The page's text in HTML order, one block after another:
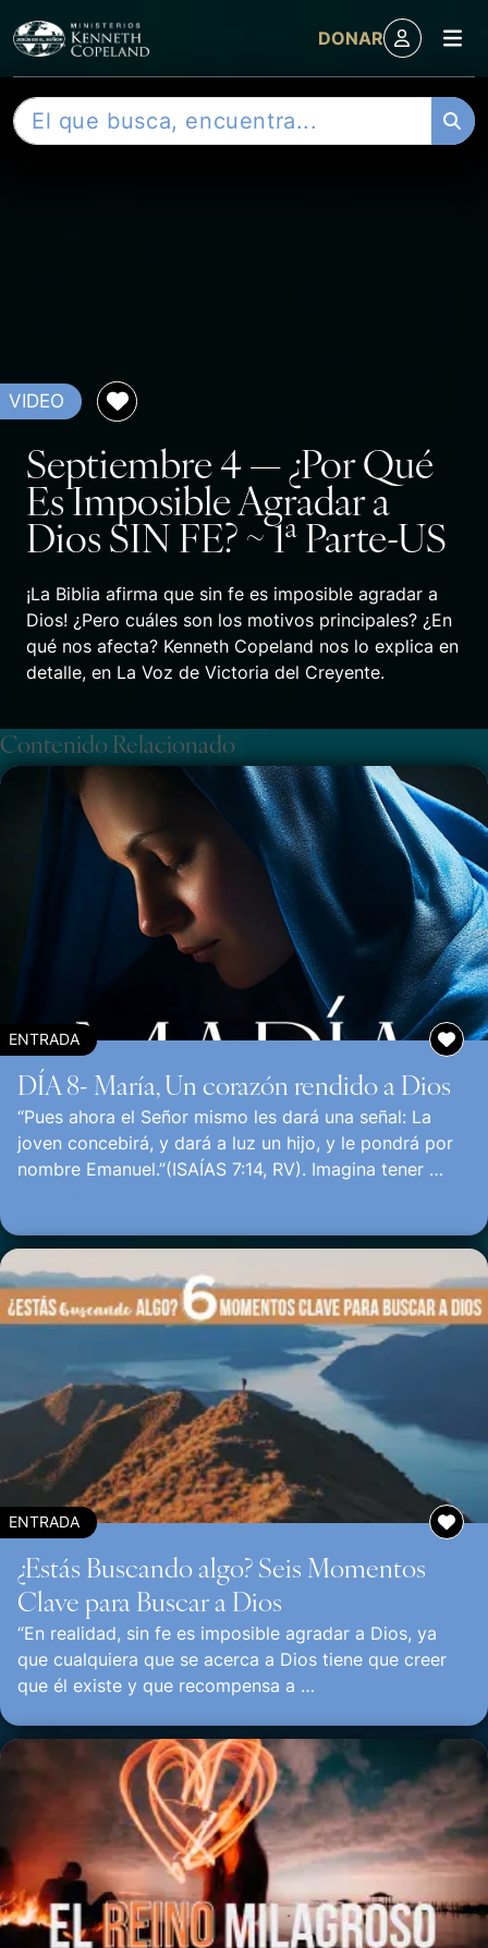
DONAR
B
u
VIDEO
Septiembre 4 — ¿Por Qué
Es Imposible Agradar a
Dios SIN FE? ~ 1ª Parte-US
¡La Biblia afirma que sin fe es imposible agradar a
Dios! ¿Pero cuáles son los motivos principales? ¿En
qué nos afecta? Kenneth Copeland nos lo explica en
detalle, en La Voz de Victoria del Creyente.
Contenido Relacionado
ENTRADA
DÍA 8- María, Un corazón rendido a Dios
“Pues ahora el Señor mismo les dará una señal: La
joven concebirá, y dará a luz un hijo, y le pondrá por
nombre Emanuel.”(ISAÍAS 7:14, RV). Imagina tener …
ENTRADA
¿Estás Buscando algo? Seis Momentos
Clave para Buscar a Dios
“En realidad, sin fe es imposible agradar a Dios, ya
que cualquiera que se acerca a Dios tiene que creer
que él existe y que recompensa a …